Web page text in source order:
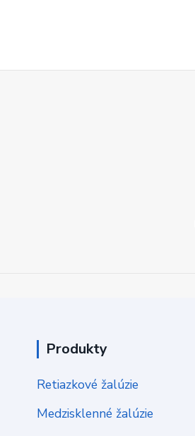
Produkty
Retiazkové žalúzie
Medzisklenné žalúzie